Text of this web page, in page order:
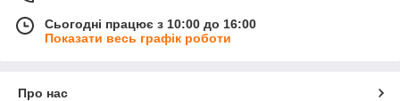
Сьогодні працює з 10:00 до 16:00
Показати весь графік роботи
Про нас